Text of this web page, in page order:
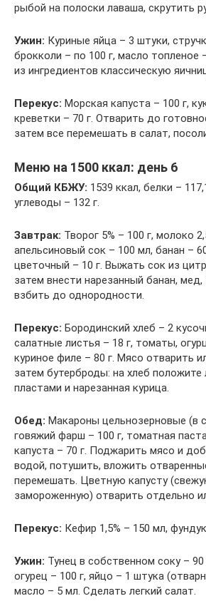
рыбой на полоски лаваша, скрутить
Ужин: Куриные яйца – 3 штуки,
брокколи – по 100 г, масло топленое
из ингредиентов классическую
Перекус: Морская капуста – 100 г,
креветки – 70 г. Отварить до
затем все перемешать в салат,
Меню на 1500 ккал: день 6
Общий КБЖУ: 1539 ккал, белки –
углеводы – 132 г.
Завтрак: Творог 5% – 100 г, молоко
апельсиновый сок – 100 мл, банан –
цветочный – 10 г. Выжать сок из
затем внести нарезанный банан,
взбить до однородности.
Перекус: Бородинский хлеб – 2
салатные листья – 18 г, томаты,
куриное филе – 80 г. Мясо отварить
затем бутерброды: на хлеб
пластами и нарезанная курица.
Обед: Макароны цельнозерновые (в
говяжий фарш – 100 г, томатная
капуста – 70 г. Поджарить мясо и
водой, потушить, вложить
перемешать. Цветную капусту
замороженную) отварить отдельно
Перекус: Кефир 1,5% – 150 мл,
Ужин: Тунец в собственном соку – 90
огурец – 100 г, яйцо – 1 штука
масло – 5 мл. Сделать легкий салат.